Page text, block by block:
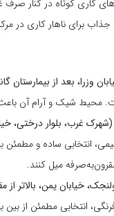
کاری کوتاه در کنار
جذاب برای ناهار کاری در
وزرا، بعد از بیمارستان
محیط شیک و آرام آن
غرب، بلوار درختی،
انتخابی ساده و مطمئن
میل کنند.
خیابان یمن،
انتخابی مطمئن از